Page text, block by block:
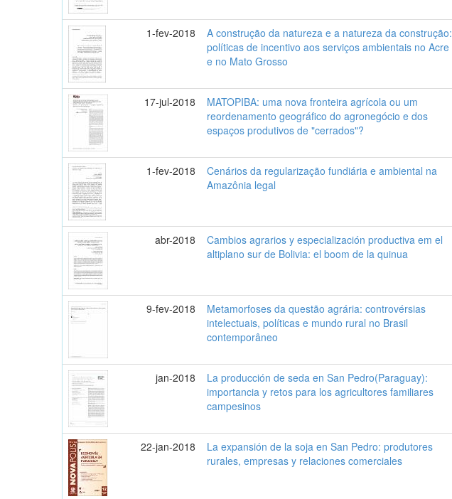
1-fev-2018
A construção da natureza e a natureza da construção:
políticas de incentivo aos serviços ambientais no Acre
e no Mato Grosso
17-jul-2018
MATOPIBA: uma nova fronteira agrícola ou um
reordenamento geográfico do agronegócio e dos
espaços produtivos de "cerrados"?
1-fev-2018
Cenários da regularização fundiária e ambiental na
Amazônia legal
abr-2018
Cambios agrarios y especialización productiva em el
altiplano sur de Bolivia: el boom de la quinua
9-fev-2018
Metamorfoses da questão agrária: controvérsias
intelectuais, políticas e mundo rural no Brasil
contemporâneo
jan-2018
La producción de seda en San Pedro(Paraguay):
importancia y retos para los agricultores familiares
campesinos
22-jan-2018
La expansión de la soja en San Pedro: produtores
rurales, empresas y relaciones comerciales